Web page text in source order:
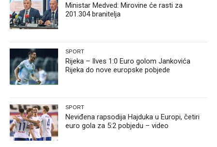
Ministar Medved: Mirovine će rasti za
201.304 branitelja
SPORT
Rijeka – Ilves 1:0 Euro golom Jankovića
Rijeka do nove europske pobjede
SPORT
Neviđena rapsodija Hajduka u Europi, četiri
euro gola za 5:2 pobjedu – video